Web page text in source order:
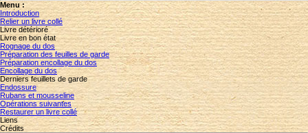
Menu :
Introduction
Relier un livre collé
Livre détérioré
Livre en bon état
Rognage du dos
Préparation des feuilles de garde
Préparation encollage du dos
Encollage du dos
Derniers feuillets de garde
Endossure
Rubans et mousseline
Opérations suivantes
Restaurer un livre collé
Liens
Crédits